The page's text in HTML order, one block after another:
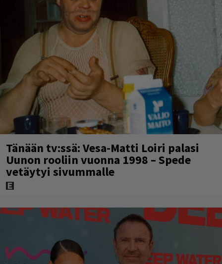
Tänään tv:ssä: Vesa-Matti Loiri palasi
Uunon rooliin vuonna 1998 – Spede
vetäytyi sivummalle